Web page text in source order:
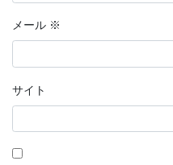
メール ※
サイト